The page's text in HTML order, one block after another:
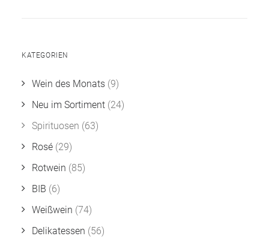
KATEGORIEN
Wein des Monats (9)
Neu im Sortiment (24)
Spirituosen (63)
Rosé (29)
Rotwein (85)
BIB (6)
Weißwein (74)
Delikatessen (56)